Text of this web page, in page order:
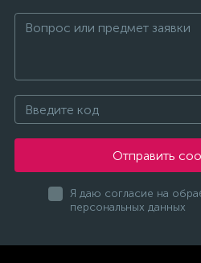
Отправить
Я даю согласие на
персональных данных